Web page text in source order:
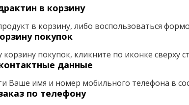
в корзину
в корзину, либо воспользоваться
покупок
покупок, кликните по иконке сверху
данные
Ваше имя и номер мобильного телефона в
по телефону